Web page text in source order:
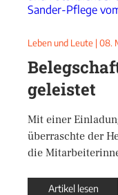
Leben und Leute | 08.
geleistet
Mit einer
überraschte der
die
Artikel lesen